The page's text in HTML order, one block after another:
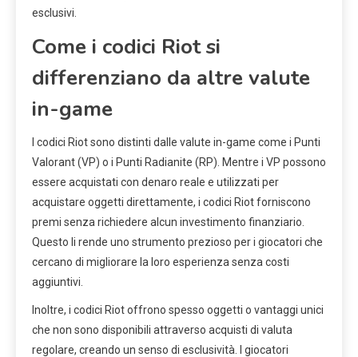
esclusivi.
Come i codici Riot si
differenziano da altre valute
in-game
I codici Riot sono distinti dalle valute in-game come i Punti
Valorant (VP) o i Punti Radianite (RP). Mentre i VP possono
essere acquistati con denaro reale e utilizzati per
acquistare oggetti direttamente, i codici Riot forniscono
premi senza richiedere alcun investimento finanziario.
Questo li rende uno strumento prezioso per i giocatori che
cercano di migliorare la loro esperienza senza costi
aggiuntivi.
Inoltre, i codici Riot offrono spesso oggetti o vantaggi unici
che non sono disponibili attraverso acquisti di valuta
regolare, creando un senso di esclusività. I giocatori